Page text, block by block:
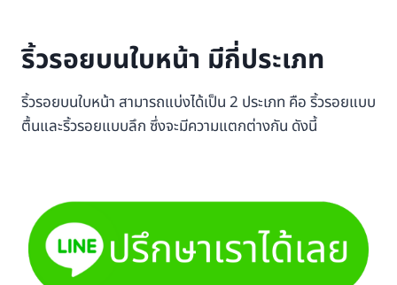
ริ้วรอยบนใบหน้า มีกี่ประเภท
ริ้วรอยบนใบหน้า สามารถแบ่งได้เป็น 2 ประเภท คือ ริ้วรอยแบบ
ตื้นและริ้วรอยแบบลึก ซึ่งจะมีความแตกต่างกัน ดังนี้